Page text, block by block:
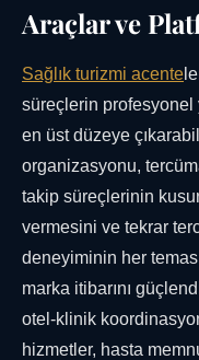
Araçlar ve
Sağlık turizmi acente
süreçlerin
en üst düzeye
organizasyonu,
takip süreçlerinin
vermesini ve tekrar
deneyiminin her
marka itibarını
otel-klinik
hizmetler, hasta